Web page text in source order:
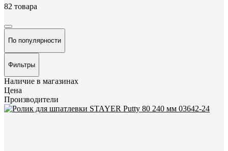
82 товара
По популярности
Фильтры
Наличие в магазинах
Цена
Производители